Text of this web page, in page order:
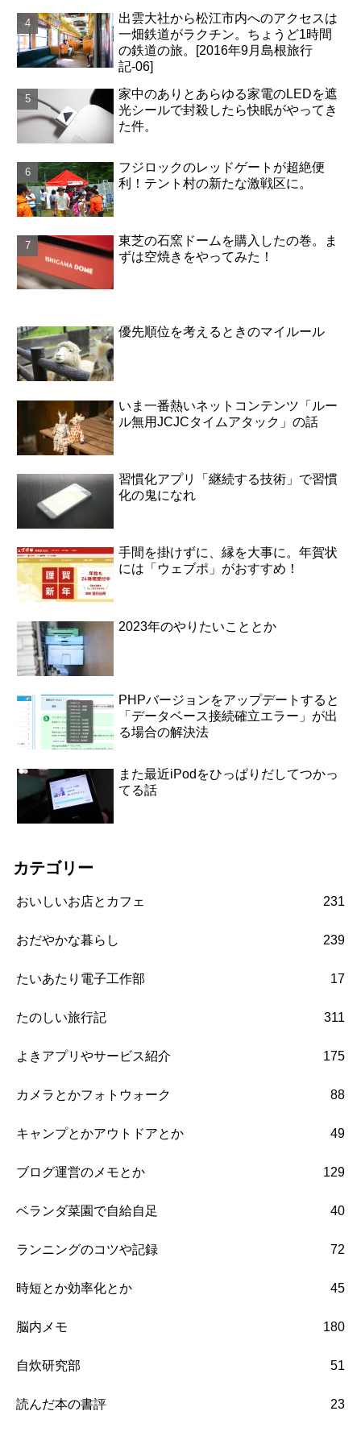
出雲大社から松江市内へのアクセスは
一畑鉄道がラクチン。ちょうど1時間
の鉄道の旅。[2016年9月島根旅行
記-06]
家中のありとあらゆる家電のLEDを遮
光シールで封殺したら快眠がやってき
た件。
フジロックのレッドゲートが超絶便
利！テント村の新たな激戦区に。
東芝の石窯ドームを購入したの巻。ま
ずは空焼きをやってみた！
優先順位を考えるときのマイルール
いま一番熱いネットコンテンツ「ルー
ル無用JCJCタイムアタック」の話
習慣化アプリ「継続する技術」で習慣
化の鬼になれ
手間を掛けずに、縁を大事に。年賀状
には「ウェブポ」がおすすめ！
2023年のやりたいこととか
PHPバージョンをアップデートすると
「データベース接続確立エラー」が出
る場合の解決法
また最近iPodをひっぱりだしてつかっ
てる話
カテゴリー
おいしいお店とカフェ 231
おだやかな暮らし 239
たいあたり電子工作部 17
たのしい旅行記 311
よきアプリやサービス紹介 175
カメラとかフォトウォーク 88
キャンプとかアウトドアとか 49
ブログ運営のメモとか 129
ベランダ菜園で自給自足 40
ランニングのコツや記録 72
時短とか効率化とか 45
脳内メモ 180
自炊研究部 51
読んだ本の書評 23